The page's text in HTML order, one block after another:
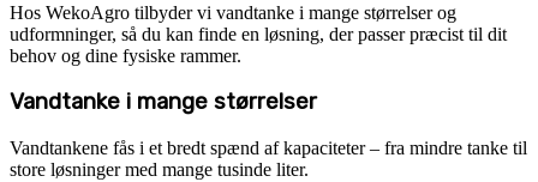
Hos WekoAgro tilbyder vi vandtanke i mange størrelser og
udformninger, så du kan finde en løsning, der passer præcist til dit
behov og dine fysiske rammer.
Vandtanke i mange størrelser
Vandtankene fås i et bredt spænd af kapaciteter – fra mindre tanke til
store løsninger med mange tusinde liter.